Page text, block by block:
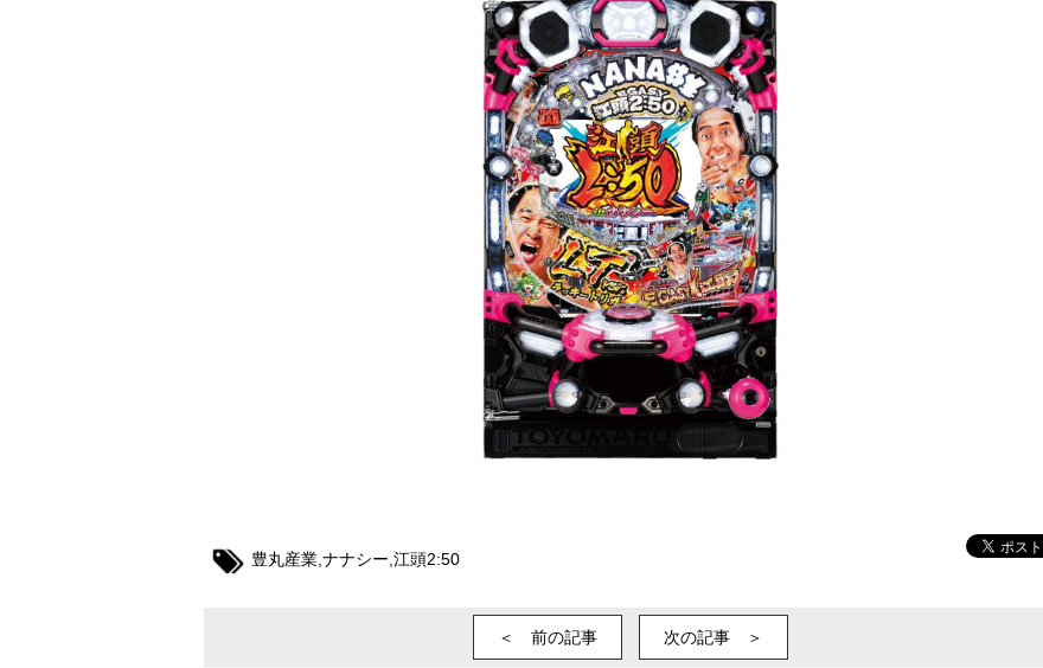
豊丸産業,ナナシー,江頭2:50
＜ 前の記事 次の記事 ＞